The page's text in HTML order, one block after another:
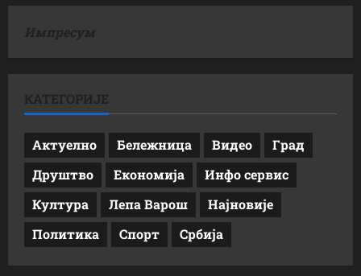
Импресум
КАТЕГОРИЈЕ
Актуелно Бележница Видео
Град
Друштво
Економија
Инфо сервис
Култура
Лепа Варош
Најновије
Политика
Спорт Србија